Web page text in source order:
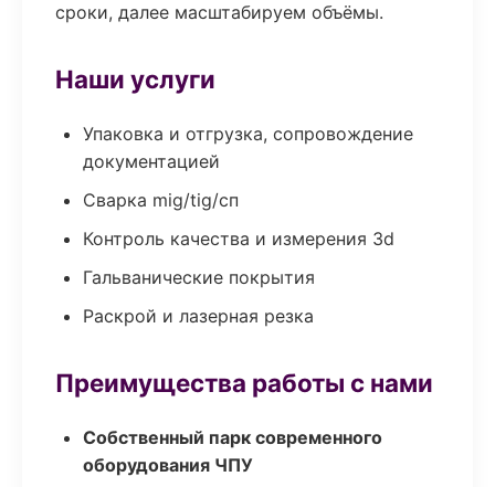
сроки, далее масштабируем объёмы.
Наши услуги
Упаковка и отгрузка, сопровождение
документацией
Сварка mig/tig/сп
Контроль качества и измерения 3d
Гальванические покрытия
Раскрой и лазерная резка
Преимущества работы с нами
Собственный парк современного
оборудования ЧПУ